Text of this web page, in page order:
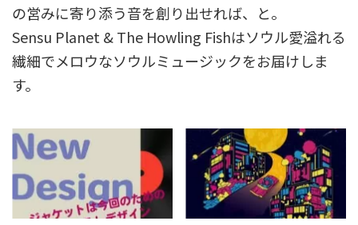
の営みに寄り添う音を創り出せれば、と。
Sensu Planet & The Howling Fishはソウル愛溢れる
繊細でメロウなソウルミュージックをお届けしま
す。